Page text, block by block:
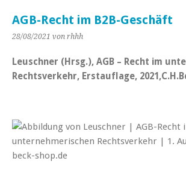
AGB-Recht im B2B-Geschäft
28/08/2021 von rhhh
Leuschner (Hrsg.), AGB – Recht im
Rechtsverkehr, Erstauflage,